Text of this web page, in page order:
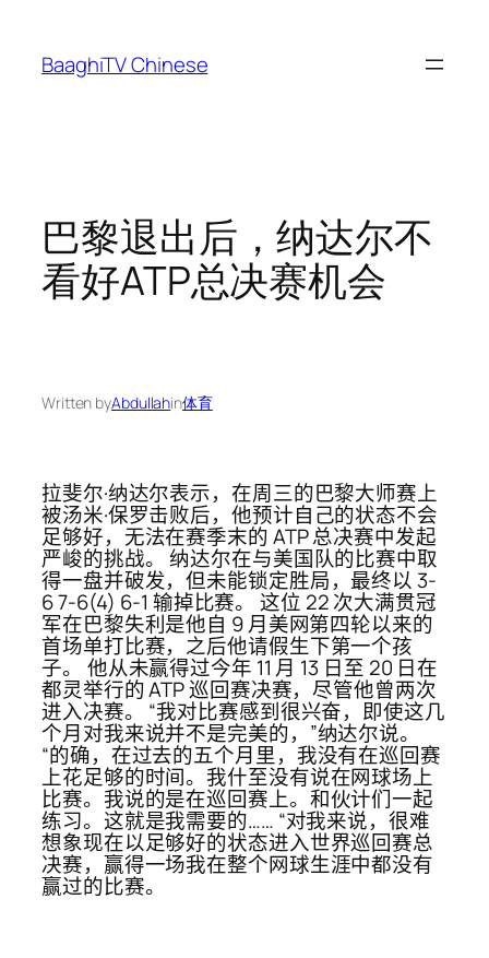
content
BaaghiTV Chinese
巴黎退出后，纳达尔不
看好ATP总决赛机会
Written byAbdullahin体育
拉斐尔·纳达尔表示，在周三的巴黎大师赛上
被汤米·保罗击败后，他预计自己的状态不会
足够好，无法在赛季末的 ATP 总决赛中发起
严峻的挑战。 纳达尔在与美国队的比赛中取
得一盘并破发，但未能锁定胜局，最终以 3-
6 7-6(4) 6-1 输掉比赛。 这位 22 次大满贯冠
军在巴黎失利是他自 9 月美网第四轮以来的
首场单打比赛，之后他请假生下第一个孩
子。 他从未赢得过今年 11 月 13 日至 20 日在
都灵举行的 ATP 巡回赛决赛，尽管他曾两次
进入决赛。 “我对比赛感到很兴奋，即使这几
个月对我来说并不是完美的，”纳达尔说。
“的确，在过去的五个月里，我没有在巡回赛
上花足够的时间。我什至没有说在网球场上
比赛。我说的是在巡回赛上。和伙计们一起
练习。这就是我需要的…… “对我来说，很难
想象现在以足够好的状态进入世界巡回赛总
决赛，赢得一场我在整个网球生涯中都没有
赢过的比赛。